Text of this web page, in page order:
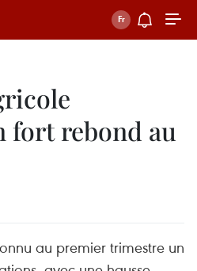
fort rebond au
au premier trimestre un